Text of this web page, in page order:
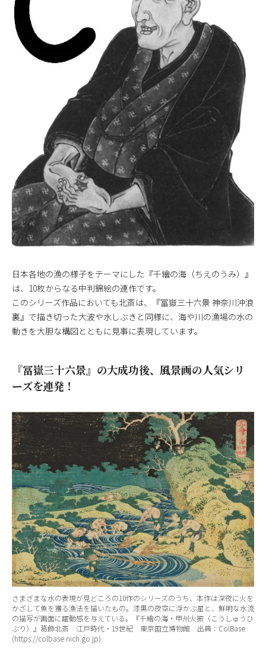
日本各地の漁の様子をテーマにした『千繪の海（ちえのうみ）』
は、10枚からなる中判錦絵の連作です。
このシリーズ作品においても北斎は、『冨嶽三十六景 神奈川沖浪
裏』で描き切った大波や水しぶきと同様に、海や川の漁場の水の
動きを大胆な構図とともに見事に表現しています。
『冨嶽三十六景』の大成功後、風景画の人気シリ
ーズを連発！
さまざまな水の表現が見どころの10作のシリーズのうち、本作は深夜に火を
かざして魚を獲る漁法を描いたもの。漆黒の夜空に浮かぶ星と、鮮明な水流
の描写が画面に躍動感を与えている。『千繪の海・甲州火振（こうしゅうひ
ぶり）』葛飾北斎 江戸時代・19世紀 東京国立博物館 出典：ColBase
(https://colbase.nich.go.jp)